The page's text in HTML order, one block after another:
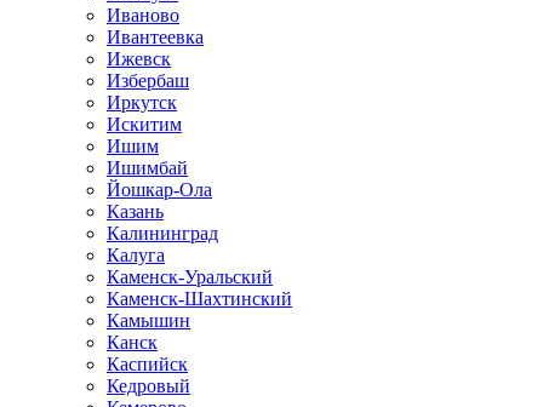
Иваново
Ивантеевка
Ижевск
Избербаш
Иркутск
Искитим
Ишим
Ишимбай
Йошкар-Ола
Казань
Калининград
Калуга
Каменск-Уральский
Каменск-Шахтинский
Камышин
Канск
Каспийск
Кедровый